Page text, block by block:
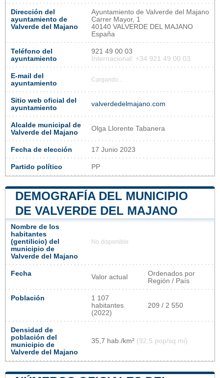
Dirección del
ayuntamiento de
Valverde del Majano
Ayuntamiento de Valverde del Majano
Carrer Mayor, 1
40140 VALVERDE DEL MAJANO
España
Teléfono del
ayuntamiento
921 49 00 03
Internacional: +34 921 49 00 03
E-mail del
ayuntamiento
Cargando...
Sitio web oficial del
ayuntamiento
valverdedelmajano.com
Alcalde municipal de
Valverde del Majano
Olga Llorente Tabanera
Fecha de elección 17 Junio 2023
Partido político PP
DEMOGRAFÍA DEL MUNICIPIO
DE VALVERDE DEL MAJANO
Nombre de los
habitantes
(gentilicio) del
municipio de
Valverde del Majano
No disponible
Fecha Valor actual
Ordenados por
Región / País
Población
1 107
habitantes
(2022)
209 / 2 550
Densidad de
población del
municipio de
Valverde del Majano
35,7 hab./km² (92,5 pop/sq mi)